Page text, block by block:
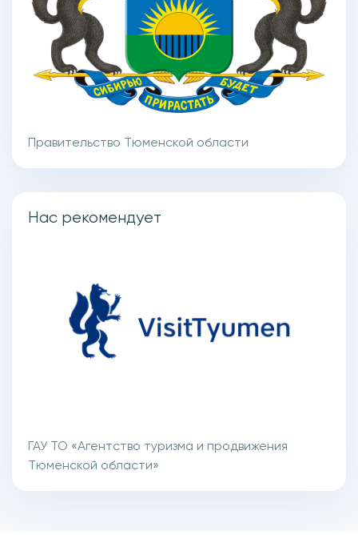
Правительство Тюменской области
Нас рекомендует
ГАУ ТО «Агентство туризма и продвижения
Тюменской области»